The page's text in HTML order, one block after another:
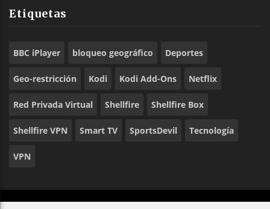
Etiquetas
BBC iPlayer bloqueo geográfico Deportes
Geo-restricción Kodi Kodi Add-Ons Netflix
Red Privada Virtual Shellfire Shellfire Box
Shellfire VPN Smart TV SportsDevil Tecnología
VPN